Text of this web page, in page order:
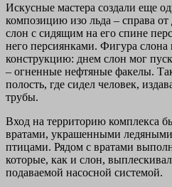
Искусные мастера создали еще
композицию изо льда – справа от
слон с сидящим на его спине
него персиянками. Фигура
конструкцию: днем слон мог
– огненные нефтяные факелы.
полость, где сидел человек,
трубы.
Вход на территорию комплекса
вратами, украшенными
птицами. Рядом с вратами
которые, как и слон,
подаваемой насосной системой.